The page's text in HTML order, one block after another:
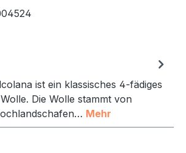
ist ein klassisches 4-fädiges
Die Wolle stammt von
Mehr